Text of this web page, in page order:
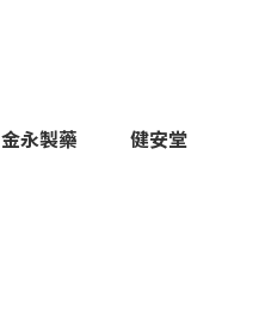
金永製藥 健安堂